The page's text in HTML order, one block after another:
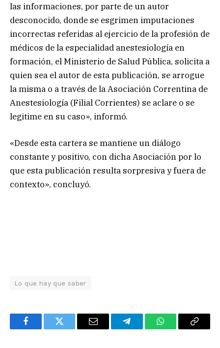
las informaciones, por parte de un autor
desconocido, donde se esgrimen imputaciones
incorrectas referidas al ejercicio de la profesión de
médicos de la especialidad anestesiología en
formación, el Ministerio de Salud Pública, solicita a
quien sea el autor de esta publicación, se arrogue
la misma o a través de la Asociación Correntina de
Anestesiología (Filial Corrientes) se aclare o se
legitime en su caso», informó.
«Desde esta cartera se mantiene un diálogo
constante y positivo, con dicha Asociación por lo
que esta publicación resulta sorpresiva y fuera de
contexto», concluyó.
Lo que hay que saber
FacebookTwitter Email TelegramWhatsAppCopy